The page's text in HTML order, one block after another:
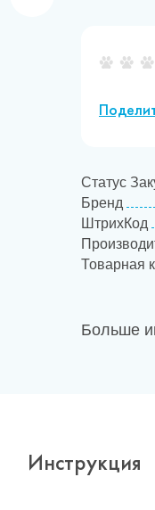
Статус
Бренд
ШтрихКод
Товарная
Больше
Инструкция